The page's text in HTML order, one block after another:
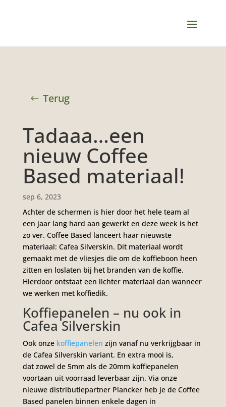
Terug
Tadaaa…een
nieuw Coffee
Based materiaal!
sep 6, 2023
Achter de schermen is hier door het hele team al
een jaar lang hard aan gewerkt en deze week is het
zo ver. Coffee Based lanceert haar nieuwste
materiaal: Cafea Silverskin. Dit materiaal wordt
gemaakt met de vliesjes die om de koffieboon heen
zitten en loslaten bij het branden van de koffie.
Hierdoor ontstaat een lichter materiaal dan wanneer
we werken met koffiedik.
Koffiepanelen – nu ook in
Cafea Silverskin
Ook onze koffiepanelen zijn vanaf nu verkrijgbaar in
de Cafea Silverskin variant. En extra mooi is,
dat zowel de 5mm als de 20mm koffiepanelen
voortaan uit voorraad leverbaar zijn. Via onze
nieuwe distributiepartner Plancker heb je de Coffee
Based panelen binnen enkele dagen in